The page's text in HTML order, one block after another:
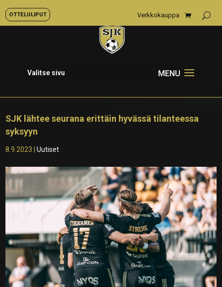
OTTELULIPUT Verkkokauppa
Valitse sivu
SJK lähtee seurana erittäin hyvässä tilanteessa
syksyyn
8.9.2023 |Uutiset